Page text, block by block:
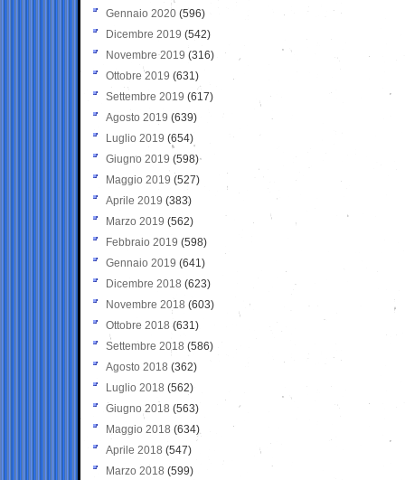
Gennaio 2020 (596)
Dicembre 2019 (542)
Novembre 2019 (316)
Ottobre 2019 (631)
Settembre 2019 (617)
Agosto 2019 (639)
Luglio 2019 (654)
Giugno 2019 (598)
Maggio 2019 (527)
Aprile 2019 (383)
Marzo 2019 (562)
Febbraio 2019 (598)
Gennaio 2019 (641)
Dicembre 2018 (623)
Novembre 2018 (603)
Ottobre 2018 (631)
Settembre 2018 (586)
Agosto 2018 (362)
Luglio 2018 (562)
Giugno 2018 (563)
Maggio 2018 (634)
Aprile 2018 (547)
Marzo 2018 (599)